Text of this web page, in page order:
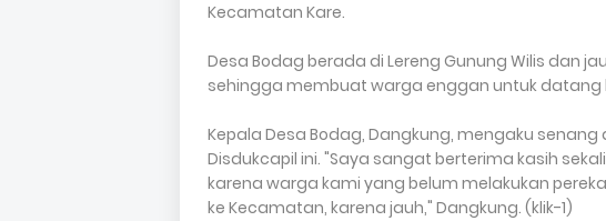
Kecamatan Kare.
Desa Bodag berada di Lereng Gunung Wilis dan
sehingga membuat warga enggan untuk datang
Kepala Desa Bodag, Dangkung, mengaku
Disdukcapil ini. "Saya sangat berterima kasih
karena warga kami yang belum melakukan
ke Kecamatan, karena jauh," Dangkung. (klik-1)